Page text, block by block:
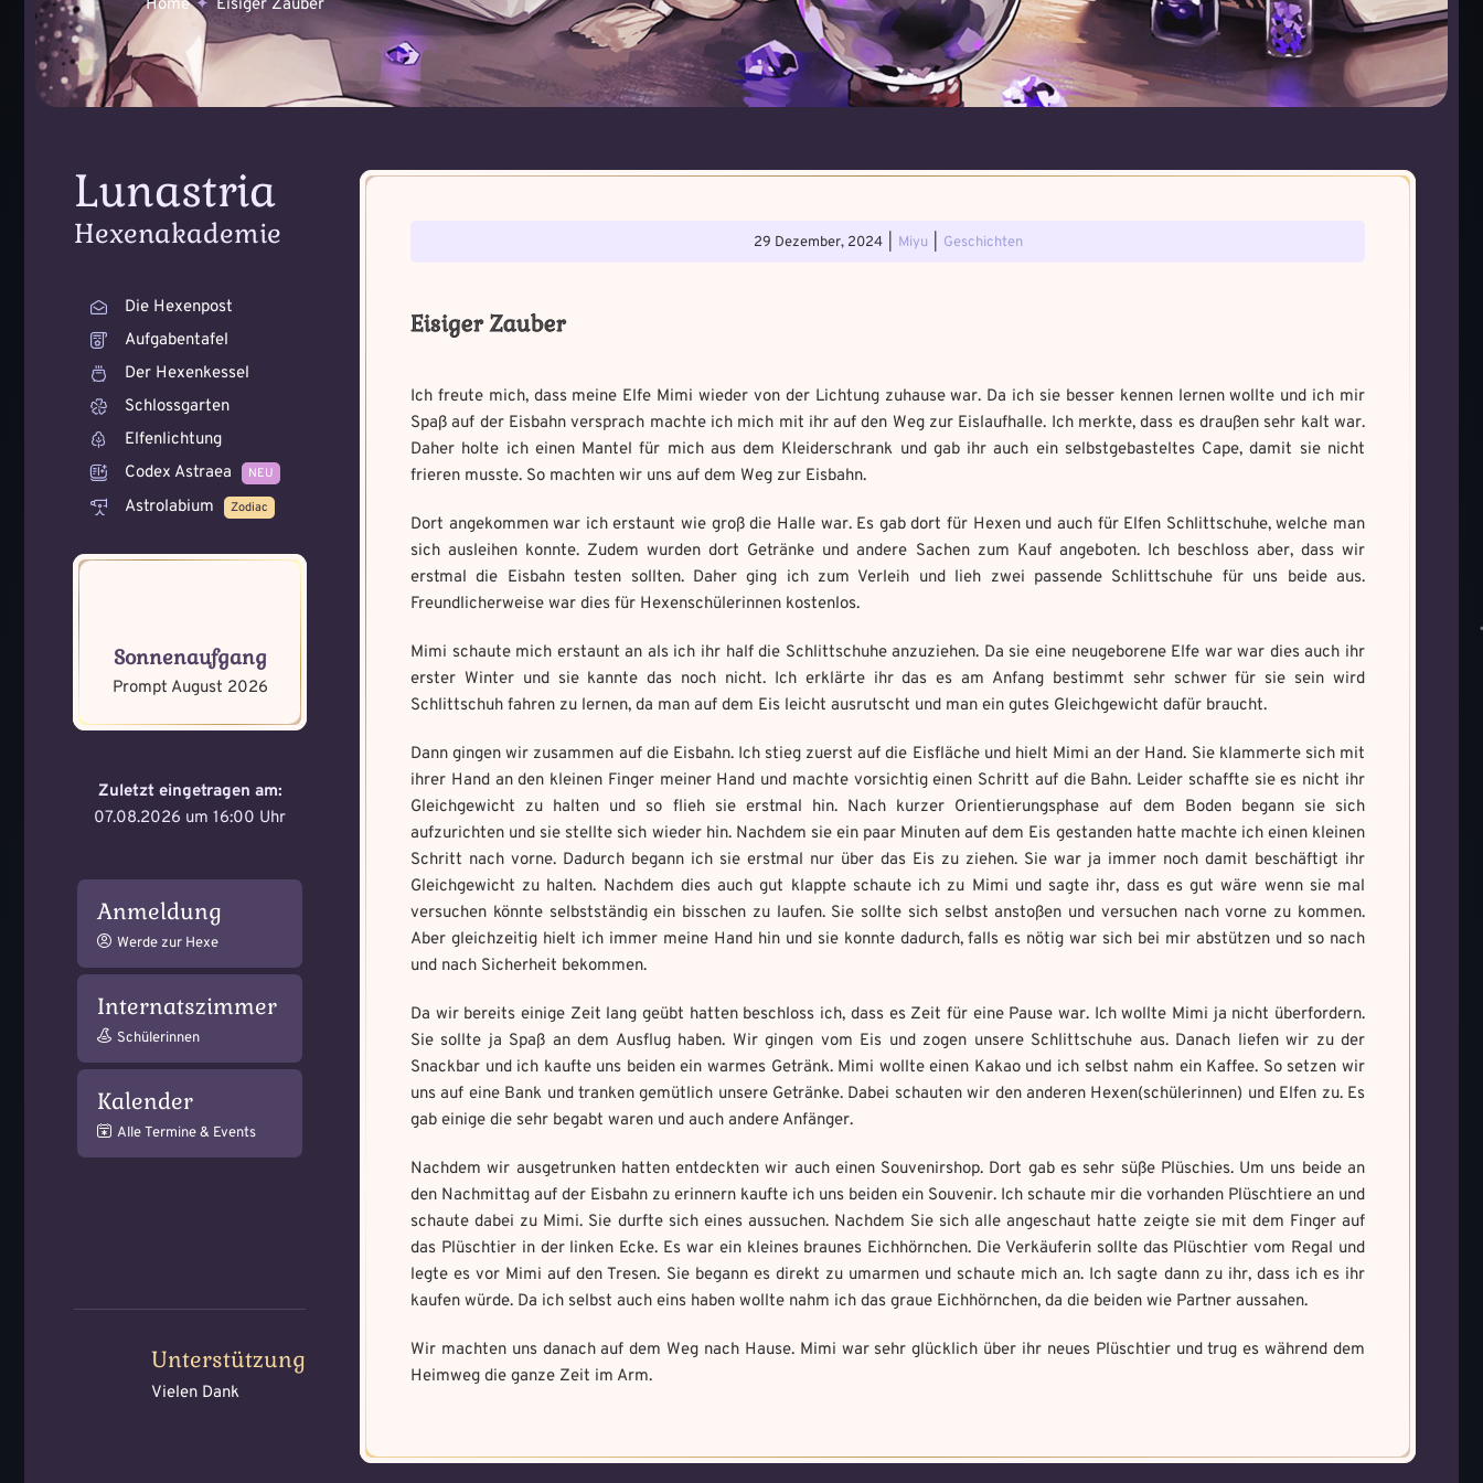
Home Eisiger Zauber
Lunastria
Hexenakademie
Die Hexenpost
Aufgabentafel
Der Hexenkessel
Schlossgarten
Elfenlichtung
Codex Astraea
NEU
Astrolabium Zodiac
Sonnenaufgang
Prompt August 2026
Zuletzt eingetragen am:
07.08.2026 um 16:00 Uhr
Anmeldung
Werde zur Hexe
Internatszimmer
Schülerinnen
Kalender
Alle Termine & Events
Unterstützung
Vielen Dank
29 Dezember, 2024 Miyu Geschichten
Eisiger Zauber
Ich freute mich, dass meine Elfe Mimi wieder von der Lichtung zuhause war. Da ich sie besser kennen lernen wollte und ich mir
Spaß auf der Eisbahn versprach machte ich mich mit ihr auf den Weg zur Eislaufhalle. Ich merkte, dass es draußen sehr kalt war.
Daher holte ich einen Mantel für mich aus dem Kleiderschrank und gab ihr auch ein selbstgebasteltes Cape, damit sie nicht
frieren musste. So machten wir uns auf dem Weg zur Eisbahn.
Dort angekommen war ich erstaunt wie groß die Halle war. Es gab dort für Hexen und auch für Elfen Schlittschuhe, welche man
sich ausleihen konnte. Zudem wurden dort Getränke und andere Sachen zum Kauf angeboten. Ich beschloss aber, dass wir
erstmal die Eisbahn testen sollten. Daher ging ich zum Verleih und lieh zwei passende Schlittschuhe für uns beide aus.
Freundlicherweise war dies für Hexenschülerinnen kostenlos.
Mimi schaute mich erstaunt an als ich ihr half die Schlittschuhe anzuziehen. Da sie eine neugeborene Elfe war war dies auch ihr
erster Winter und sie kannte das noch nicht. Ich erklärte ihr das es am Anfang bestimmt sehr schwer für sie sein wird
Schlittschuh fahren zu lernen, da man auf dem Eis leicht ausrutscht und man ein gutes Gleichgewicht dafür braucht.
Dann gingen wir zusammen auf die Eisbahn. Ich stieg zuerst auf die Eisfläche und hielt Mimi an der Hand. Sie klammerte sich mit
ihrer Hand an den kleinen Finger meiner Hand und machte vorsichtig einen Schritt auf die Bahn. Leider schaffte sie es nicht ihr
Gleichgewicht zu halten und so flieh sie erstmal hin. Nach kurzer Orientierungsphase auf dem Boden begann sie sich
aufzurichten und sie stellte sich wieder hin. Nachdem sie ein paar Minuten auf dem Eis gestanden hatte machte ich einen kleinen
Schritt nach vorne. Dadurch begann ich sie erstmal nur über das Eis zu ziehen. Sie war ja immer noch damit beschäftigt ihr
Gleichgewicht zu halten. Nachdem dies auch gut klappte schaute ich zu Mimi und sagte ihr, dass es gut wäre wenn sie mal
versuchen könnte selbstständig ein bisschen zu laufen. Sie sollte sich selbst anstoßen und versuchen nach vorne zu kommen.
Aber gleichzeitig hielt ich immer meine Hand hin und sie konnte dadurch, falls es nötig war sich bei mir abstützen und so nach
und nach Sicherheit bekommen.
Da wir bereits einige Zeit lang geübt hatten beschloss ich, dass es Zeit für eine Pause war. Ich wollte Mimi ja nicht überfordern.
Sie sollte ja Spaß an dem Ausflug haben. Wir gingen vom Eis und zogen unsere Schlittschuhe aus. Danach liefen wir zu der
Snackbar und ich kaufte uns beiden ein warmes Getränk. Mimi wollte einen Kakao und ich selbst nahm ein Kaffee. So setzen wir
uns auf eine Bank und tranken gemütlich unsere Getränke. Dabei schauten wir den anderen Hexen(schülerinnen) und Elfen zu. Es
gab einige die sehr begabt waren und auch andere Anfänger.
Nachdem wir ausgetrunken hatten entdeckten wir auch einen Souvenirshop. Dort gab es sehr süße Plüschies. Um uns beide an
den Nachmittag auf der Eisbahn zu erinnern kaufte ich uns beiden ein Souvenir. Ich schaute mir die vorhanden Plüschtiere an und
schaute dabei zu Mimi. Sie durfte sich eines aussuchen. Nachdem Sie sich alle angeschaut hatte zeigte sie mit dem Finger auf
das Plüschtier in der linken Ecke. Es war ein kleines braunes Eichhörnchen. Die Verkäuferin sollte das Plüschtier vom Regal und
legte es vor Mimi auf den Tresen. Sie begann es direkt zu umarmen und schaute mich an. Ich sagte dann zu ihr, dass ich es ihr
kaufen würde. Da ich selbst auch eins haben wollte nahm ich das graue Eichhörnchen, da die beiden wie Partner aussahen.
Wir machten uns danach auf dem Weg nach Hause. Mimi war sehr glücklich über ihr neues Plüschtier und trug es während dem
Heimweg die ganze Zeit im Arm.
Wie bist du darauf aufmerksam
geworden und wie bannst du es? *
Schreibe eine Geschichte mit mind. 500 Zeichen.
Mandala senden
Max file size: 9.08 MB. | Allowed file types:
Select Files
Absenden
Verfluchtes Artefakt gefunden!
Weitere Mandala findest du hier:
https://mondaymandala.com/m/
Wie fängst du die Chaos Magie ein? *
Bitte schreibe eine kleine Geschichte mit mind. 500
Memory Screenshot senden
Max file size: 9.08 MB. | Allowed file types:
Absenden
Schwarze Magie gefunden!
Benutzername *
Welches Item und für welche Aufgabe? *